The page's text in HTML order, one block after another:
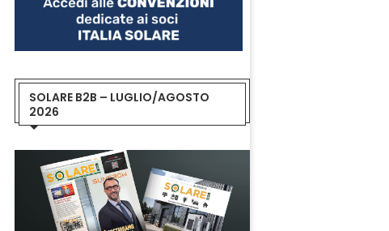
SOLARE B2B – LUGLIO/AGOSTO
2026